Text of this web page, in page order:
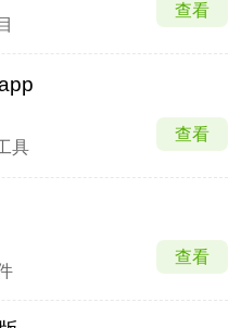
查看
具
查看
查看